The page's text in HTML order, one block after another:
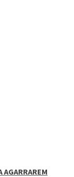
AGARRAREM